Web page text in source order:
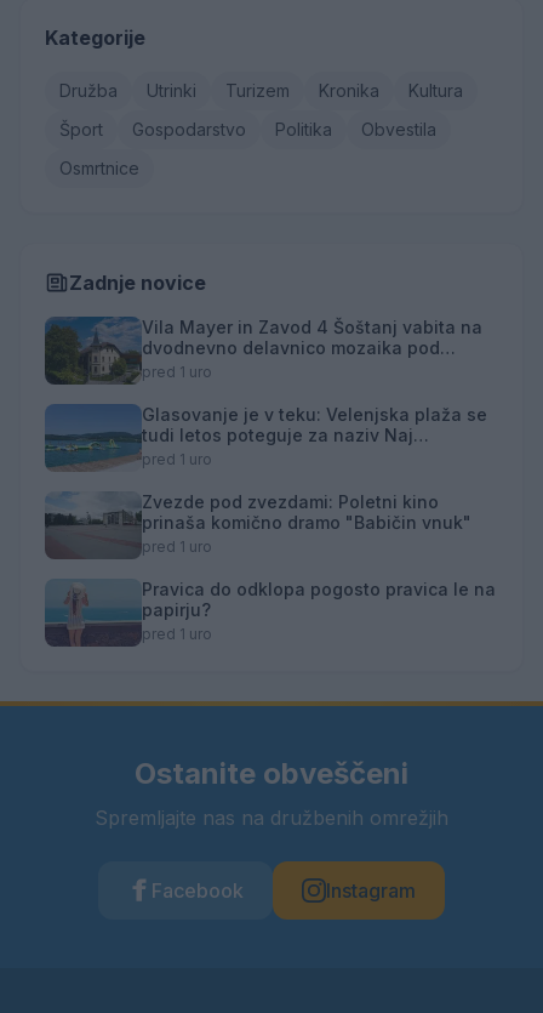
Kategorije
Družba Utrinki Turizem Kronika
Kultura
Šport
Gospodarstvo Politika
Obvestila
Osmrtnice
Zadnje novice
Vila Mayer in Zavod 4 Šoštanj vabita na
dvodnevno delavnico mozaika pod
mentorstvom Mojce Marije Černivšek
pred 1 uro
Glasovanje je v teku: Velenjska plaža se
tudi letos poteguje za naziv Naj
kopališče
pred 1 uro
Zvezde pod zvezdami: Poletni kino
prinaša komično dramo "Babičin vnuk"
pred 1 uro
Pravica do odklopa pogosto pravica le na
papirju?
pred 1 uro
Ostanite obveščeni
Spremljajte nas na družbenih omrežjih
Facebook Instagram